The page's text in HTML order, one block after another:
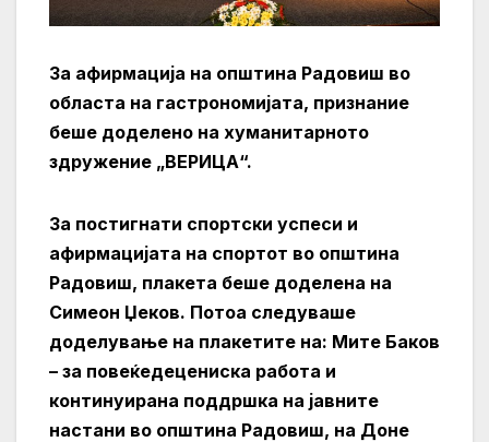
За афирмација на општина Радовиш во
областа на гастрономијата, признание
беше доделено на хуманитарното
здружение „ВЕРИЦА“.
За постигнати спортски успеси и
афирмацијата на спортот во општина
Радовиш, плакета беше доделена на
Симеон Џеков. Потоа следуваше
доделување на плакетите на: Мите Баков
– за повеќедецениска работа и
континуирана поддршка на јавните
настани во општина Радовиш, на Доне